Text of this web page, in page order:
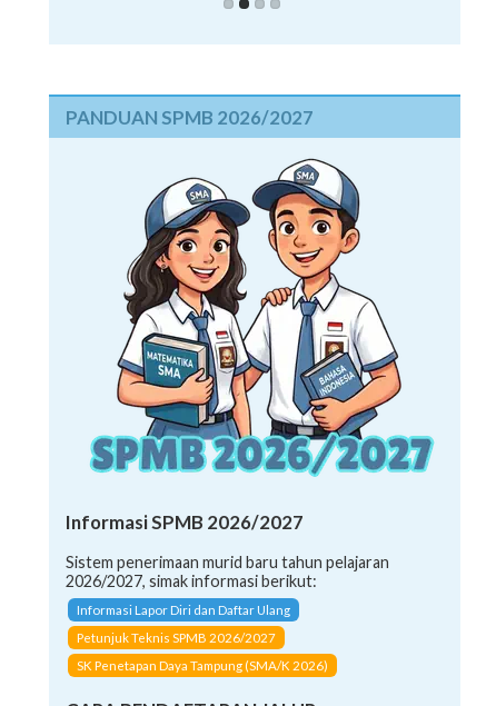
PANDUAN SPMB 2026/2027
Informasi SPMB 2026/2027
Sistem penerimaan murid baru tahun pelajaran
2026/2027, simak informasi berikut:
Informasi Lapor Diri dan Daftar Ulang
Petunjuk Teknis SPMB 2026/2027
SK Penetapan Daya Tampung (SMA/K 2026)